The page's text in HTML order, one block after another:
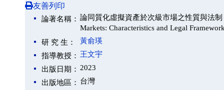
友善列印
論著名稱： 論同質化虛擬資產於次級市場之性質與法制
Markets: Characteristics and Legal
研 究 生：
黃俞瑛
指導教授： 王文宇
出版日期： 2023
出版地區： 台灣